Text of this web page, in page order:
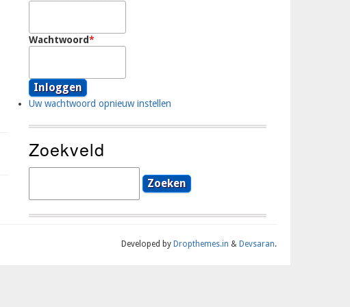
Wachtwoord
Uw wachtwoord opnieuw instellen
Zoekveld
Developed by Dropthemes.in & Devsaran.